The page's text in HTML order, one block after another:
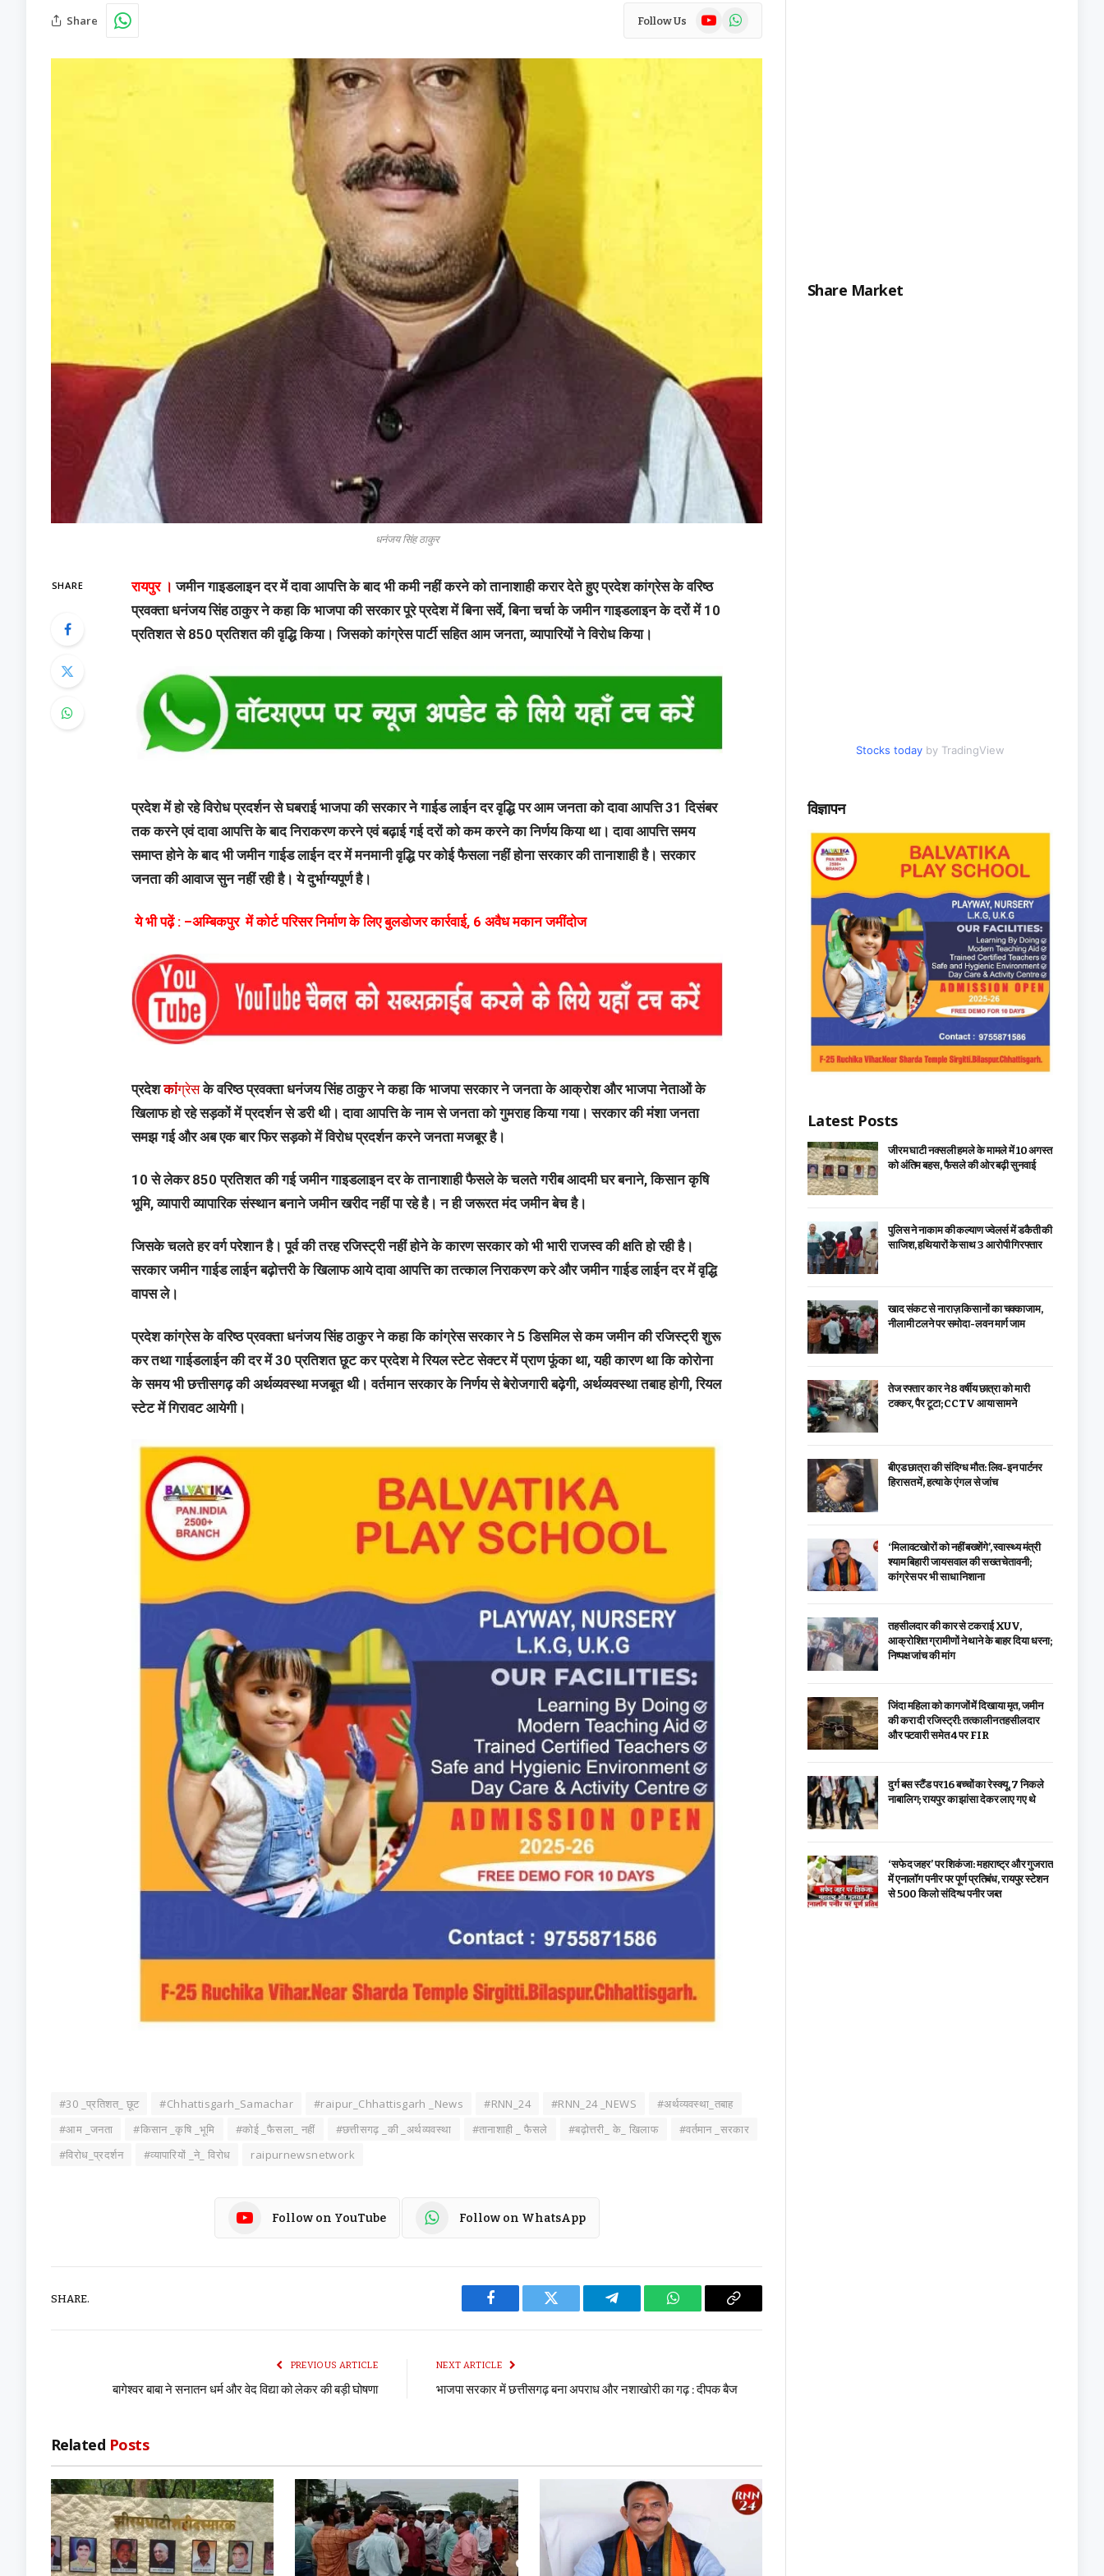
Share Follow Us YouTubeWhatsApp
धनंजय सिंह ठाकुर
SHARE रायपुर। जमीन गाइडलाइन दर में दावा आपत्ति के बाद भी कमी नहीं करने को तानाशाही करार देते हुए प्रदेश कांग्रेस के वरिष्ठ
प्रवक्ता धनंजय सिंह ठाकुर ने कहा कि भाजपा की सरकार पूरे प्रदेश में बिना सर्वे, बिना चर्चा के जमीन गाइडलाइन के दरों में 10
प्रतिशत से 850 प्रतिशत की वृद्धि किया। जिसको कांग्रेस पार्टी सहित आम जनता, व्यापारियों ने विरोध किया।
प्रदेश में हो रहे विरोध प्रदर्शन से घबराई भाजपा की सरकार ने गाईड लाईन दर वृद्धि पर आम जनता को दावा आपत्ति 31 दिसंबर
तक करने एवं दावा आपत्ति के बाद निराकरण करने एवं बढ़ाई गई दरों को कम करने का निर्णय किया था। दावा आपत्ति समय
समाप्त होने के बाद भी जमीन गाईड लाईन दर में मनमानी वृद्धि पर कोई फैसला नहीं होना सरकार की तानाशाही है। सरकार
जनता की आवाज सुन नहीं रही है। ये दुर्भाग्यपूर्ण है।
ये भी पढ़ें : –अम्बिकपुर में कोर्ट परिसर निर्माण के लिए बुलडोजर कार्रवाई, 6 अवैध मकान जमींदोज
प्रदेशकांग्रेसके वरिष्ठ प्रवक्ता धनंजय सिंह ठाकुर ने कहा कि भाजपा सरकार ने जनता के आक्रोश और भाजपा नेताओं के
खिलाफ हो रहे सड़कों में प्रदर्शन से डरी थी। दावा आपत्ति के नाम से जनता को गुमराह किया गया। सरकार की मंशा जनता
समझ गई और अब एक बार फिर सड़को में विरोध प्रदर्शन करने जनता मजबूर है।
10 से लेकर 850 प्रतिशत की गई जमीन गाइडलाइन दर के तानाशाही फैसले के चलते गरीब आदमी घर बनाने, किसान कृषि
भूमि, व्यापारी व्यापारिक संस्थान बनाने जमीन खरीद नहीं पा रहे है। न ही जरूरत मंद जमीन बेच है।
जिसके चलते हर वर्ग परेशान है। पूर्व की तरह रजिस्ट्री नहीं होने के कारण सरकार को भी भारी राजस्व की क्षति हो रही है।
सरकार जमीन गाईड लाईन बढ़ोत्तरी के खिलाफ आये दावा आपत्ति का तत्काल निराकरण करे और जमीन गाईड लाईन दर में वृद्धि
वापस ले।
प्रदेश कांग्रेस के वरिष्ठ प्रवक्ता धनंजय सिंह ठाकुर ने कहा कि कांग्रेस सरकार ने 5 डिसमिल से कम जमीन की रजिस्ट्री शुरू
कर तथा गाईडलाईन की दर में 30 प्रतिशत छूट कर प्रदेश मे रियल स्टेट सेक्टर में प्राण फूंका था, यही कारण था कि कोरोना
के समय भी छत्तीसगढ़ की अर्थव्यवस्था मजबूत थी। वर्तमान सरकार के निर्णय से बेरोजगारी बढ़ेगी, अर्थव्यवस्था तबाह होगी, रियल
स्टेट में गिरावट आयेगी।
#30 _प्रतिशत_ छूट #Chhattisgarh_Samachar #raipur_Chhattisgarh _News #RNN_24 #RNN_24 _NEWS
#अर्थव्यवस्था_तबाह
#आम _जनता
#किसान _कृषि _भूमि #कोई _फैसला_ नहीं #छत्तीसगढ़ _की _अर्थव्यवस्था #तानाशाही _ फैसले #बढ़ोत्तरी_ के_ खिलाफ
#वर्तमान _सरकार
#विरोध_प्रदर्शन
#व्यापारियों _ने_ विरोध raipurnewsnetwork
Follow on YouTube Follow on WhatsApp
SHARE.
Facebook Twitter Telegram WhatsAppCopy
PREVIOUS ARTICLE
बागेश्वर बाबा ने सनातन धर्म और वेद विद्या को लेकर की बड़ी घोषणा
NEXT ARTICLE
भाजपा सरकार में छत्तीसगढ़ बना अपराध और नशाखोरी का गढ़ : दीपक बैज
Related Posts
Share Market
Stocks today by TradingView
विज्ञापन
Latest Posts
जीरम घाटी नक्सली हमले के मामले में 10 अगस्त
को अंतिम बहस, फैसले की ओर बढ़ी सुनवाई
पुलिस ने नाकाम की कल्याण ज्वेलर्स में डकैती की
साजिश, हथियारों के साथ 3 आरोपी गिरफ्तार
खाद संकट से नाराज़ किसानों का चक्काजाम,
नीलामी टलने पर समोदा-लवन मार्ग जाम
तेज रफ्तार कार ने 8 वर्षीय छात्रा को मारी
टक्कर, पैर टूटा; CCTV आया सामने
बीएड छात्रा की संदिग्ध मौत: लिव-इन पार्टनर
हिरासत में, हत्या के एंगल से जांच
‘मिलावटखोरों को नहीं बख्शेंगे’, स्वास्थ्य मंत्री
श्याम बिहारी जायसवाल की सख्त चेतावनी;
कांग्रेस पर भी साधा निशाना
तहसीलदार की कार से टकराई XUV,
आक्रोशित ग्रामीणों ने थाने के बाहर दिया धरना;
निष्पक्ष जांच की मांग
जिंदा महिला को कागजों में दिखाया मृत, जमीन
की करा दी रजिस्ट्री: तत्कालीन तहसीलदार
और पटवारी समेत 4 पर FIR
दुर्ग बस स्टैंड पर 16 बच्चों का रेस्क्यू, 7 निकले
नाबालिग; रायपुर का झांसा देकर लाए गए थे
‘सफेद जहर’ पर शिकंजा: महाराष्ट्र और गुजरात
में एनालॉग पनीर पर पूर्ण प्रतिबंध, रायपुर स्टेशन
से 500 किलो संदिग्ध पनीर जब्त